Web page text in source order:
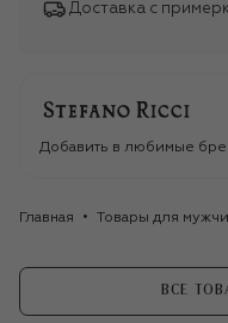
Доставка с
Добавить в любимые
Главная Товары для
ВСЕ